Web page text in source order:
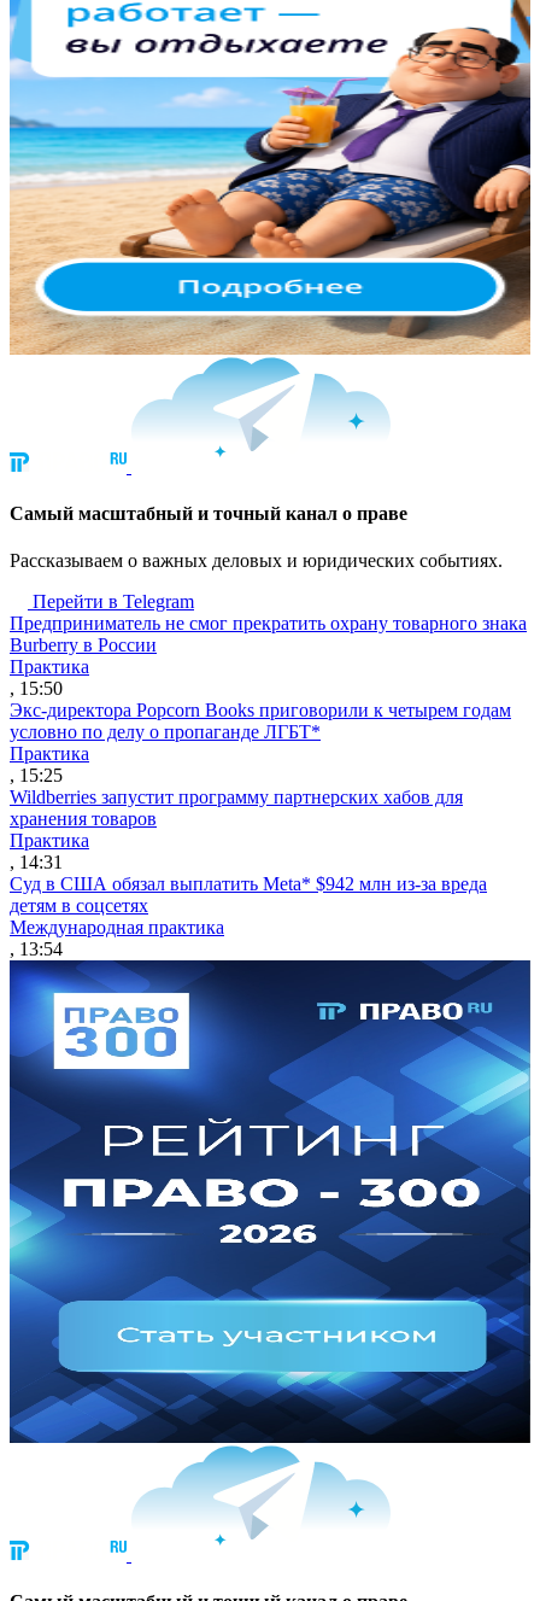
Cамый масштабный и точный канал о праве
Рассказываем о важных деловых и юридических событиях.
Перейти в Telegram
Предприниматель не смог прекратить охрану товарного знака
Burberry в России
Практика
, 15:50
Экс-директора Popcorn Books приговорили к четырем годам
условно по делу о пропаганде ЛГБТ*
Практика
, 15:25
Wildberries запустит программу партнерских хабов для
хранения товаров
Практика
, 14:31
Суд в США обязал выплатить Meta* $942 млн из-за вреда
детям в соцсетях
Международная практика
, 13:54